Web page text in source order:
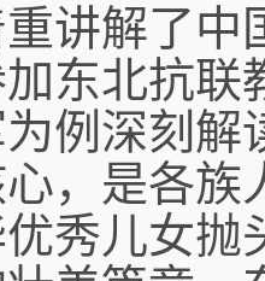
讲解了中
东北抗
为例深刻
，是各
秀儿女